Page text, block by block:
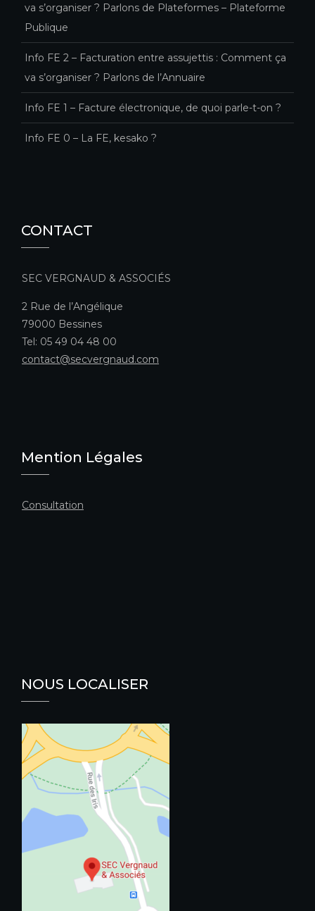
va s’organiser ? Parlons de Plateformes – Plateforme
Publique
Info FE 2 – Facturation entre assujettis : Comment ça
va s’organiser ? Parlons de l’Annuaire
Info FE 1 – Facture électronique, de quoi parle-t-on ?
Info FE 0 – La FE, kesako ?
CONTACT
SEC VERGNAUD & ASSOCIÉS
2 Rue de l’Angélique
79000 Bessines
Tel: 05 49 04 48 00
contact@secvergnaud.com
Mention Légales
Consultation
NOUS LOCALISER